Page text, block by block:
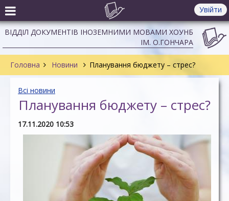
Увійти
ВІДДІЛ ДОКУМЕНТІВ ІНОЗЕМНИМИ МОВАМИ ХОУНБ
ІМ. О.ГОНЧАРА
Головна Новини Планування бюджету – стрес?
Всі новини
Планування бюджету – стрес?
17.11.2020 10:53